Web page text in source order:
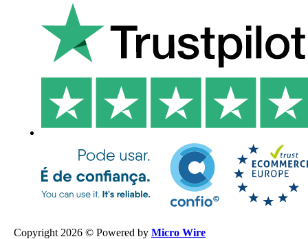
Copyright 2026 © Powered by Micro Wire